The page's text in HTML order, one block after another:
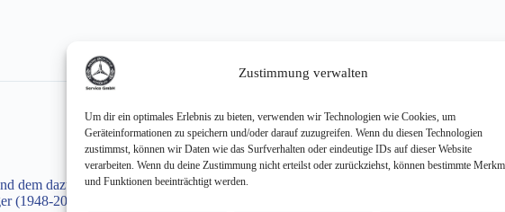
Zustimmung verwalten
Um dir ein optimales Erlebnis zu bieten, verwenden wir Technologien wie Cookies, um
Geräteinformationen zu speichern und/oder darauf zuzugreifen. Wenn du diesen Technologien
zustimmst, können wir Daten wie das Surfverhalten oder eindeutige IDs auf dieser Website
verarbeiten. Wenn du deine Zustimmung nicht erteilst oder zurückziehst, können bestimmte
und Funktionen beeinträchtigt werden.
dem dazugehörenden Video, in dem ein Mercedes W124 eine Hauptrolle spielt:
(1948-2020) gewidmet. Du hast mir so viel mehr als deinen Benz hinterlassen. In